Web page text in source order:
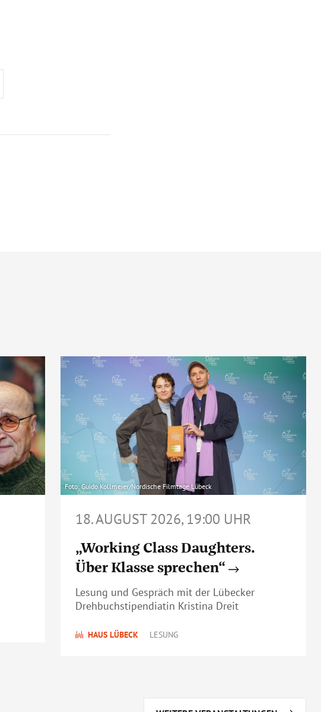
Foto: Guido Kollmeier/Nordische Filmtage Lübeck
18. AUGUST 2026, 19:00 UHR
„Working Class Daughters.
Über Klasse sprechen“
Lesung und Gespräch mit der Lübecker
Drehbuchstipendiatin Kristina Dreit
HAUS LÜBECK LESUNG